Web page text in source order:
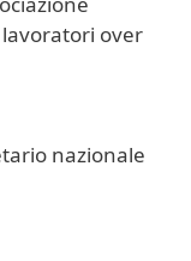
over
nazionale